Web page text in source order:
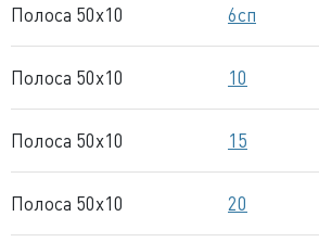
Полоса 50x10 6сп
Полоса 50x10 10
Полоса 50x10 15
Полоса 50x10 20